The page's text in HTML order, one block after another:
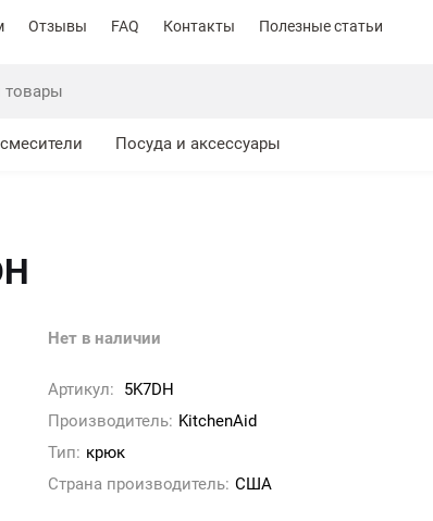
Отзывы FAQ Контакты Полезные статьи
Посуда и аксессуары
Нет в наличии
Артикул:
5K7DH
Производитель: KitchenAid
Тип: крюк
Страна производитель: США